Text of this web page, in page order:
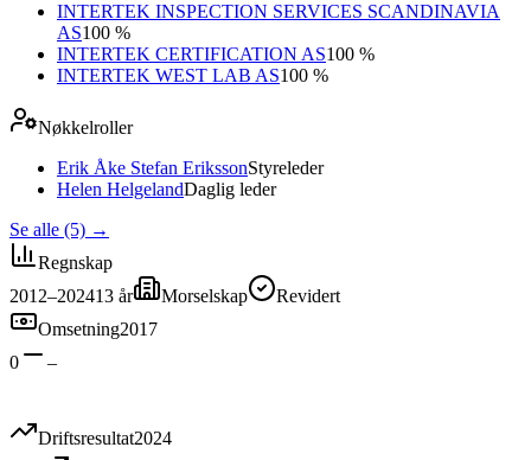
INTERTEK INSPECTION SERVICES SCANDINAVIA
AS100 %
INTERTEK CERTIFICATION AS100 %
INTERTEK WEST LAB AS100 %
Nøkkelroller
Erik Åke Stefan ErikssonStyreleder
Helen HelgelandDaglig leder
Se alle (5) →
Regnskap
2012–202413 år Morselskap
Revidert
Omsetning2017
0
–
Driftsresultat2024